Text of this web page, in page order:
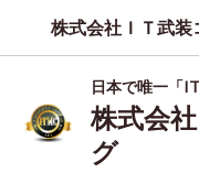
株式会社ＩＴ武装
日本で唯一「
株式会
グ